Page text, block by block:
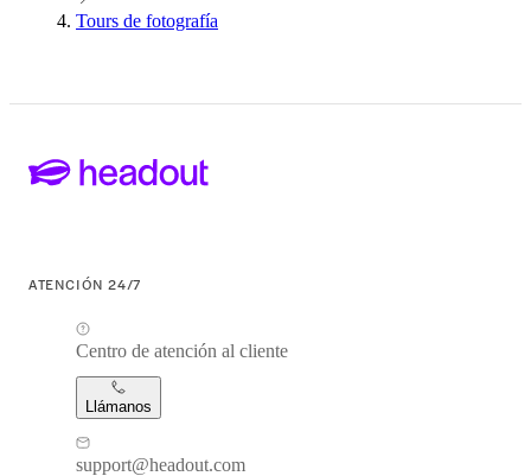
Tours de fotografía
ATENCIÓN 24/7
Centro de atención al cliente
Llámanos
support@headout.com